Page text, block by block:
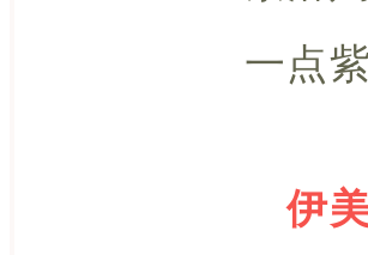
一点
伊